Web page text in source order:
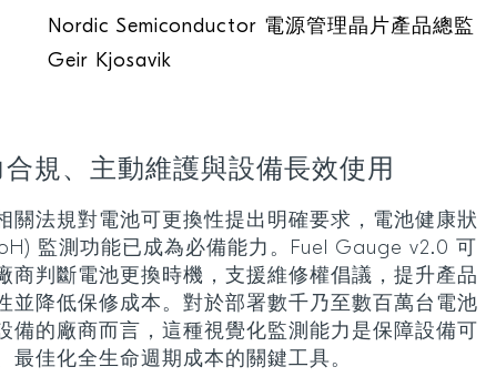
Nordic Semiconductor 電源管理晶片產品總監
Geir Kjosavik
合規、主動維護與設備長效使用
關法規對電池可更換性提出明確要求，電池健康狀
監測功能已成為必備能力。Fuel Gauge v2.0 可
商判斷電池更換時機，支援維修權倡議，提升產品
並降低保修成本。對於部署數千乃至數百萬台電池
備的廠商而言，這種視覺化監測能力是保障設備可
最佳化全生命週期成本的關鍵工具。